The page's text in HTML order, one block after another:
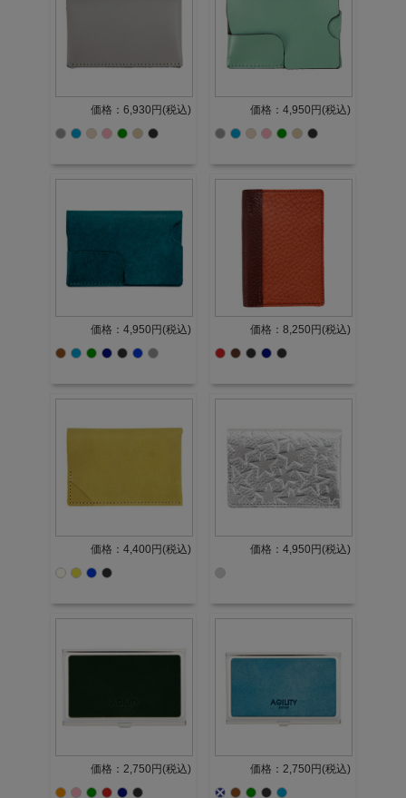
価格：6,930円(税込) 価格：4,950円(税込)
価格：4,950円(税込) 価格：8,250円(税込)
価格：4,400円(税込) 価格：4,950円(税込)
価格：2,750円(税込) 価格：2,750円(税込)